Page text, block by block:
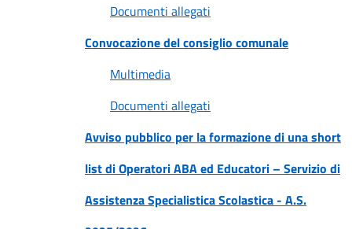
Documenti allegati
Convocazione del consiglio comunale
Multimedia
Documenti allegati
Avviso pubblico per la formazione di una short
list di Operatori ABA ed Educatori – Servizio di
Assistenza Specialistica Scolastica - A.S.